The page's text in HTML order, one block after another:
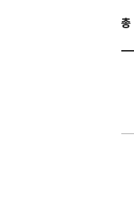
총